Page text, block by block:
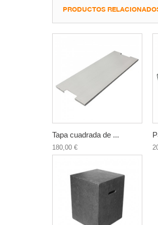
PRODUCTOS
Tapa cuadrada de ...
180,00 €